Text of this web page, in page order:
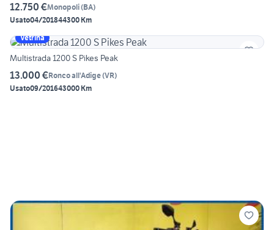
12.750 €Monopoli(BA)
Usato04/201844300 Km
Vetrina
Multistrada 1200 S Pikes Peak
13.000 €Ronco all'Adige(VR)
Usato09/201643000 Km